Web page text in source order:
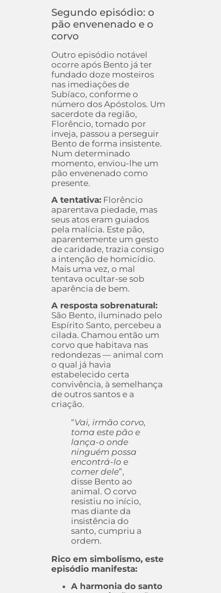
Segundo episódio: o
pão envenenado e o
corvo
Outro episódio notável
ocorre após Bento já ter
fundado doze mosteiros
nas imediações de
Subíaco, conforme o
número dos Apóstolos. Um
sacerdote da região,
Florêncio, tomado por
inveja, passou a perseguir
Bento de forma insistente.
Num determinado
momento, enviou-lhe um
pão envenenado como
presente.
A tentativa: Florêncio
aparentava piedade, mas
seus atos eram guiados
pela malícia. Este pão,
aparentemente um gesto
de caridade, trazia consigo
a intenção de homicídio.
Mais uma vez, o mal
tentava ocultar-se sob
aparência de bem.
A resposta sobrenatural:
São Bento, iluminado pelo
Espírito Santo, percebeu a
cilada. Chamou então um
corvo que habitava nas
redondezas — animal com
o qual já havia
estabelecido certa
convivência, à semelhança
de outros santos e a
criação.
“Vai, irmão corvo,
toma este pão e
lança-o onde
ninguém possa
encontrá-lo e
comer dele”,
disse Bento ao
animal. O corvo
resistiu no início,
mas diante da
insistência do
santo, cumpriu a
ordem.
Rico em simbolismo, este
episódio manifesta:
A harmonia do santo